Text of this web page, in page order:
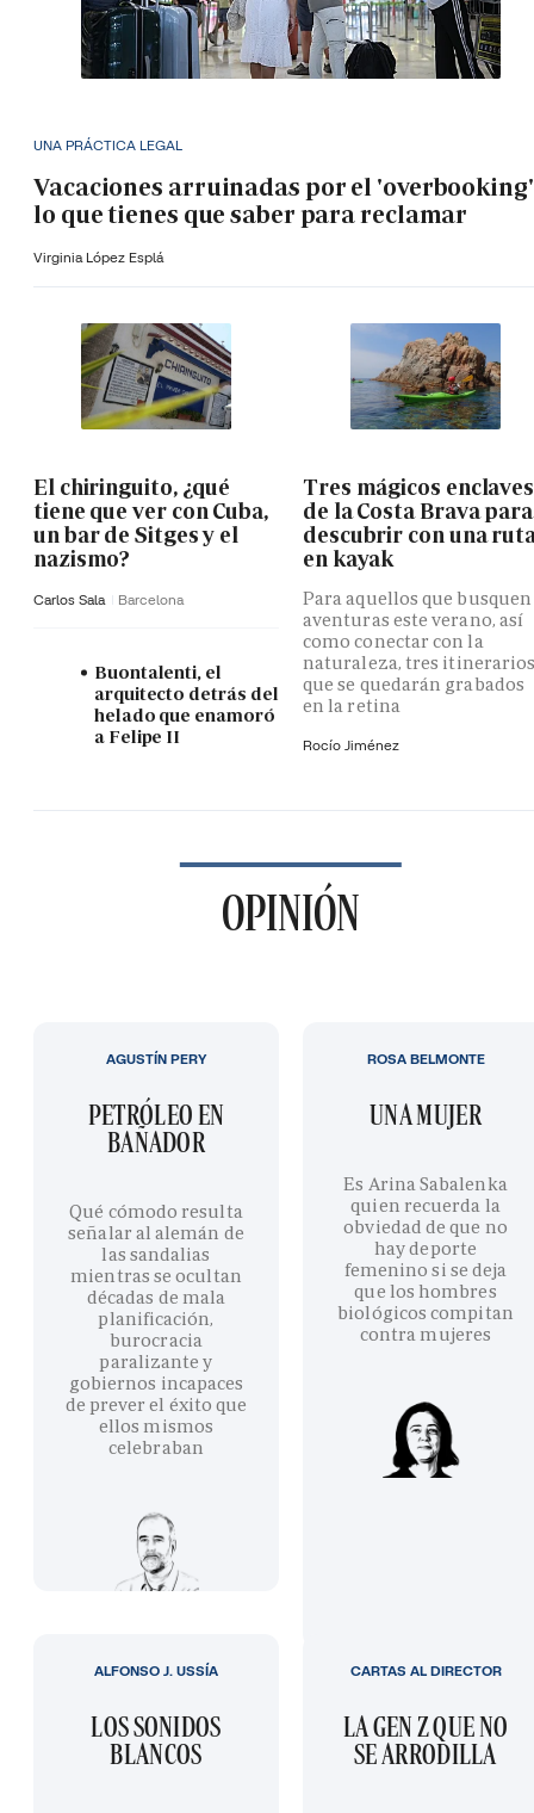
UNA PRÁCTICA LEGAL
Vacaciones arruinadas por el
lo que tienes que saber para reclamar
Virginia López Esplá
El chiringuito, ¿qué
tiene que ver con Cuba,
un bar de Sitges y el
nazismo?
Carlos Sala Barcelona
Buontalenti, el
arquitecto detrás del
helado que enamoró
a Felipe II
Tres mágicos enclaves
de la Costa Brava para
descubrir con una
en kayak
Para aquellos que busquen
aventuras este verano, así
como conectar con la
naturaleza, tres
que se quedarán grabados
en la retina
Rocío Jiménez
OPINIÓN
PETRÓLEO EN
BAÑADOR
Qué cómodo resulta
señalar al alemán de
las sandalias
mientras se ocultan
décadas de mala
planificación,
burocracia
paralizante y
gobiernos incapaces
de prever el éxito que
ellos mismos
celebraban
AGUSTÍN PERY
UNA MUJER
Es Arina Sabalenka
quien recuerda la
obviedad de que no
hay deporte
femenino si se deja
que los hombres
biológicos compitan
contra mujeres
ROSA BELMONTE
LOS SONIDOS
BLANCOS
ALFONSO J. USSÍA
LA GEN Z QUE NO
SE ARRODILLA
CARTAS AL DIRECTOR